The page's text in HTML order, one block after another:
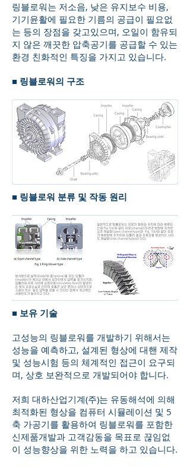
링블로워는 저소음, 낮은 유지보수 비용,
기기윤활에 필요한 기름의 공급이 필요없
는 등의 장점을 갖고있으며, 오일이 함유되
지 않은 깨끗한 압축공기를 공급할 수 있는
환경 친화적인 특징을 가지고 있습니다.
■ 링블로워의 구조
■ 링블로워 분류 및 작동 원리
■ 보유 기술
고성능의 링블로워를 개발하기 위해서는
성능을 예측하고, 설계된 형상에 대핸 제작
및 성능시험 등의 체계적인 접근이 요구되
며, 상호 보완적으로 개발되어야 합니다.
저희 대하산업기계(주)는 유동해석에 의해
최적화된 형상을 컴퓨터 시뮬레이션 및 5
축 가공기를 활용하여 링블로워를 포함한
신제품개발과 고객감동을 목표로 끊임없
이 성능향상을 위한 노력을 하고 있습니다.